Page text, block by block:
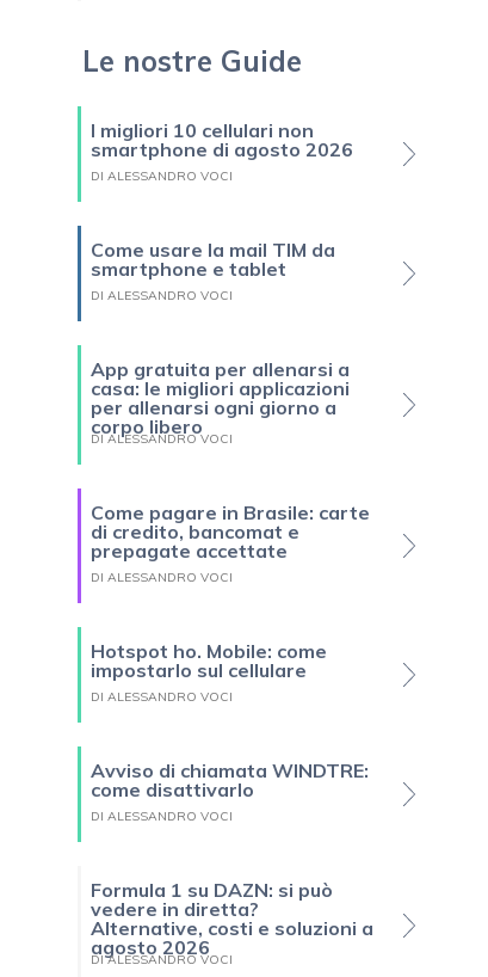
Le nostre Guide
I migliori 10 cellulari non
smartphone di agosto 2026
DI ALESSANDRO VOCI
Come usare la mail TIM da
smartphone e tablet
DI ALESSANDRO VOCI
App gratuita per allenarsi a
casa: le migliori applicazioni
per allenarsi ogni giorno a
corpo libero
DI ALESSANDRO VOCI
Come pagare in Brasile: carte
di credito, bancomat e
prepagate accettate
DI ALESSANDRO VOCI
Hotspot ho. Mobile: come
impostarlo sul cellulare
DI ALESSANDRO VOCI
Avviso di chiamata WINDTRE:
come disattivarlo
DI ALESSANDRO VOCI
Formula 1 su DAZN: si può
vedere in diretta?
Alternative, costi e soluzioni a
agosto 2026
DI ALESSANDRO VOCI